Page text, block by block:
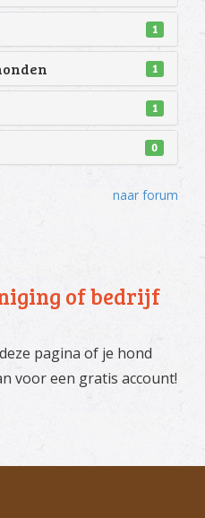
1
1
1
0
naar forum
of bedrijf
pagina of je hond
voor een gratis account!